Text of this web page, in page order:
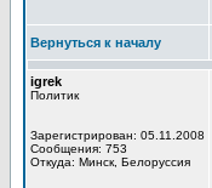
Вернуться к началу
igrek
Политик
Зарегистрирован: 05.11.2008
Сообщения: 753
Откуда: Минск, Белоруссия